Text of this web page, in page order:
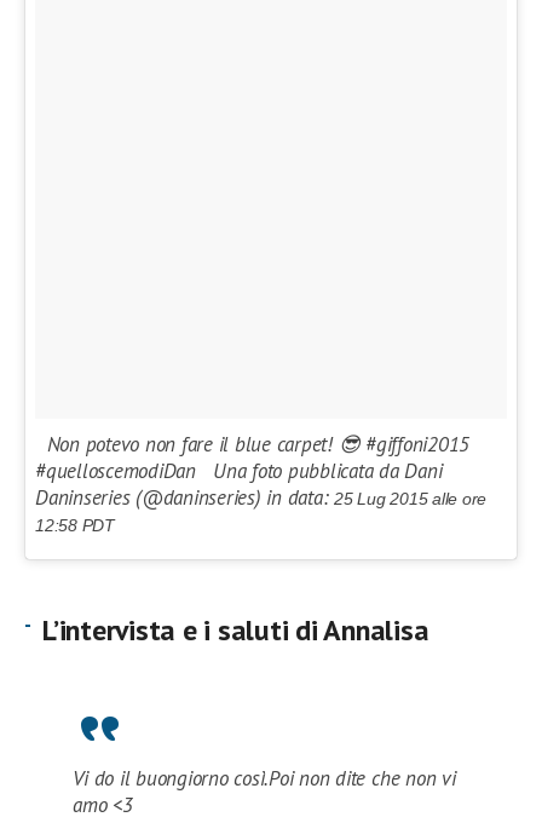
Non potevo non fare il blue carpet! 😎 #giffoni2015
#quelloscemodiDan Una foto pubblicata da Dani
Daninseries (@daninseries) in data:25 Lug 2015 alle ore
12:58 PDT
L’intervista e i saluti di Annalisa
Vi do il buongiorno così.Poi non dite che non vi
amo <3